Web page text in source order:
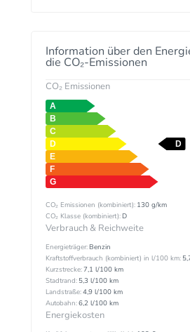
Information über den
die CO₂-Emissionen
CO₂ Emissionen
CO₂ Emissionen (kombiniert): 130 g/km
CO₂ Klasse (kombiniert):D
Verbrauch & Reichweite
Energieträger:Benzin
Kraftstoffverbrauch (kombiniert) in l/100 km:
Kurzstrecke:7,1 l/100 km
Stadtrand: 5,3 l/100 km
Landstraße:4,9 l/100 km
Autobahn:6,2 l/100 km
Energiekosten